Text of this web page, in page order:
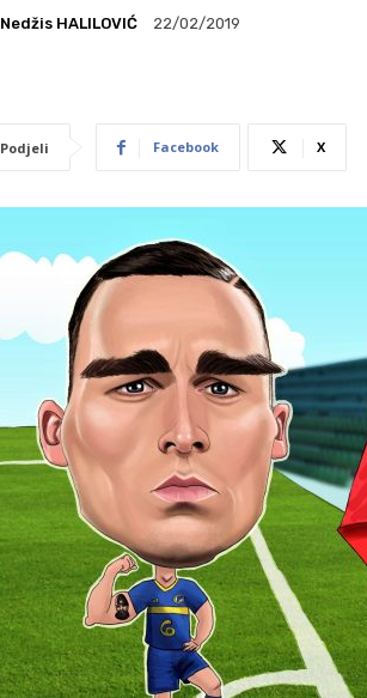
Nedžis HALILOVIĆ 22/02/2019
Podjeli Facebook X